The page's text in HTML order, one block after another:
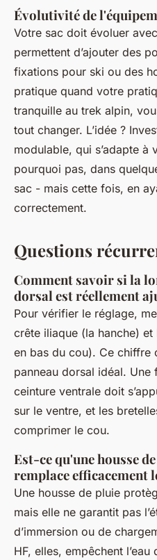
Évolutivité de
Votre sac doit évoluer
permettent d’ajouter des
fixations pour ski ou des
pratique quand votre
tranquille au trek alpin,
tout changer. L’idée ?
modulable, qui s’adapte à
pourquoi pas, dans
sac - mais cette fois, en
correctement.
Questions
Comment savoir si la
dorsal est réellement
Pour vérifier le réglage,
crête iliaque (la hanche)
en bas du cou). Ce chiffre
panneau dorsal idéal.
ceinture ventrale doit
sur le ventre, et les
comprimer le cou.
Est-ce qu'une housse
remplace efficacement
Une housse de pluie
mais elle ne garantit pas
d’immersion ou de
HF, elles, empêchent